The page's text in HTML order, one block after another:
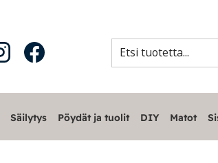
Säilytys Pöydät ja tuolit DIY Matot